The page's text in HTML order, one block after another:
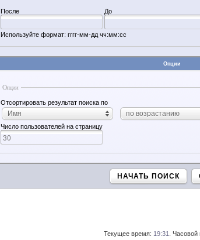
После До
Используйте формат: гггг-мм-дд чч:мм:сс
Опции
Опции
Отсортировать результат поиска по
Имя по возрастанию
Число пользователей на страницу
НАЧАТЬ ПОИСК
Текущее время: 19:31 .